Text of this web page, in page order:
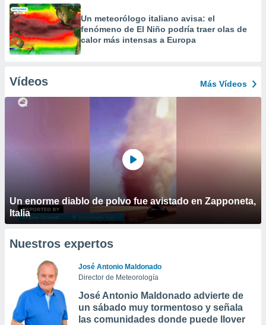
Un meteorólogo italiano avisa: el
fenómeno de El Niño podría traer olas de
calor más intensas a Europa
Vídeos Más Vídeos
Un enorme diablo de polvo fue avistado en Zapponeta,
Italia
Nuestros expertos
José Antonio Maldonado
Director de Meteorología
José Antonio Maldonado advierte de
un sábado muy tormentoso y señala
las comunidades donde puede llover